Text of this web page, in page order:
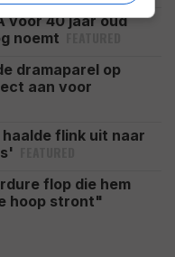
voor 40 jaar oud
noemt
dramaparel op
aan voor
flink uit naar
flop die hem
hoop stront"